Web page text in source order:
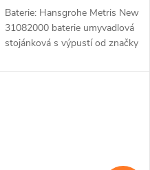
Baterie: Hansgrohe Metris New
31082000 baterie umyvadlová
stojánková s výpustí od značky
Typ baterie: Koupelnová baterie,